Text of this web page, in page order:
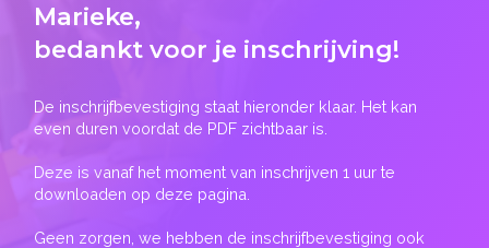
Marieke,
bedankt voor je inschrijving!
De inschrijfbevestiging staat hieronder klaar. Het kan
even duren voordat de PDF zichtbaar is.
Deze is vanaf het moment van inschrijven 1 uur te
downloaden op deze pagina.
Geen zorgen, we hebben de inschrijfbevestiging ook